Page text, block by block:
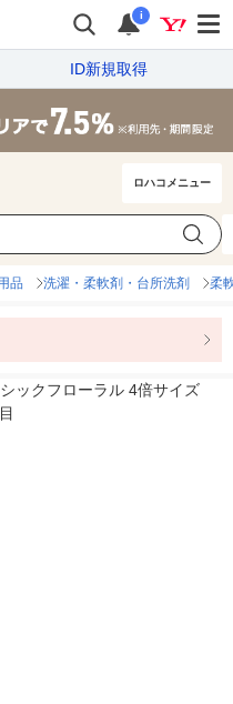
i
ID新規取得
ロハコメニュー
品 洗濯・柔軟剤・台所洗剤 柔